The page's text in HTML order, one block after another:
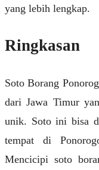
yang lebih lengkap.
Ringkasan
Soto Borang
dari Jawa Timur
unik. Soto ini bisa
tempat di
Mencicipi soto